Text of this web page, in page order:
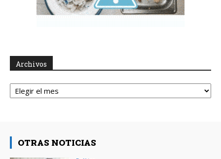
Archivos
Archivos
OTRAS NOTICIAS